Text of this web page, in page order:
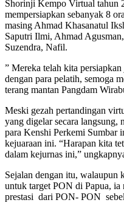
Shorinji Kempo Virtual tahun
mempersiapkan sebanyak 8
masing Ahmad Khasanatul
Saputri Ilmi, Ahmad
Suzendra, Nafil.
” Mereka telah kita
dengan para pelatih, semoga
terang mantan Pangdam
Meski gezah pertandingan
yang digelar secara langsung,
para Kenshi Perkemi Sumbar
kejuaraan ini. “Harapan kita
dalam kejurnas ini,”
Sejalan dengan itu, walaupun
untuk target PON di Papua,
prestasi dari PON- PON